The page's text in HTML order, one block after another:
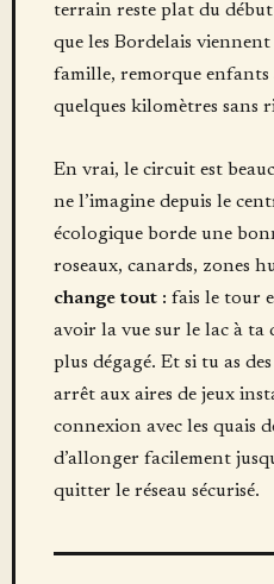
terrain reste plat du début
que les Bordelais
famille, remorque enfants
quelques kilomètres sans
En vrai, le circuit est
ne l’imagine depuis le
écologique borde une
roseaux, canards, zones
change tout : fais le tour
avoir la vue sur le lac à
plus dégagé. Et si tu as
arrêt aux aires de jeux
connexion avec les quais
d’allonger facilement
quitter le réseau sécurisé.